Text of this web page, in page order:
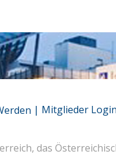
das
| Mitglieder